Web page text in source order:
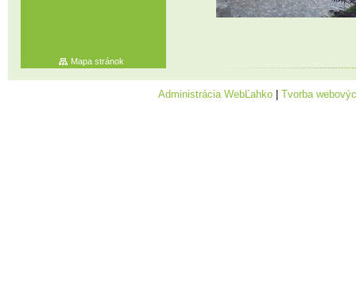
Mapa stránok
Administrácia WebĽahko| Tvorba